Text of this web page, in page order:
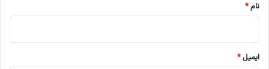
نام*
ایمیل*